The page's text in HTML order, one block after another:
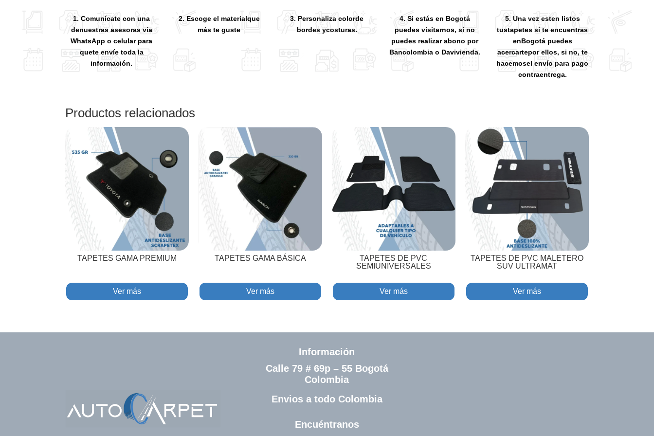
1. Comunícate con una
denuestras asesoras vía
WhatsApp o celular para
quete envíe toda la
información.
2. Escoge el materialque
más te guste
3. Personaliza colorde
bordes ycosturas.
4. Si estás en Bogotá
puedes visitarnos, si no
puedes realizar abono por
Bancolombia o Davivienda.
5. Una vez esten listos
tustapetes si te encuentras
enBogotá puedes
acercartepor ellos, si no, te
hacemosel envío para pago
contraentrega.
Productos relacionados
TAPETES GAMA PREMIUM
Ver más
TAPETES GAMA BÁSICA
Ver más
TAPETES DE PVC
SEMIUNIVERSALES
Ver más
TAPETES DE PVC MALETERO
SUV ULTRAMAT
Ver más
Información
Calle 79 # 69p – 55 Bogotá
Colombia
Envios a todo Colombia
Encuéntranos